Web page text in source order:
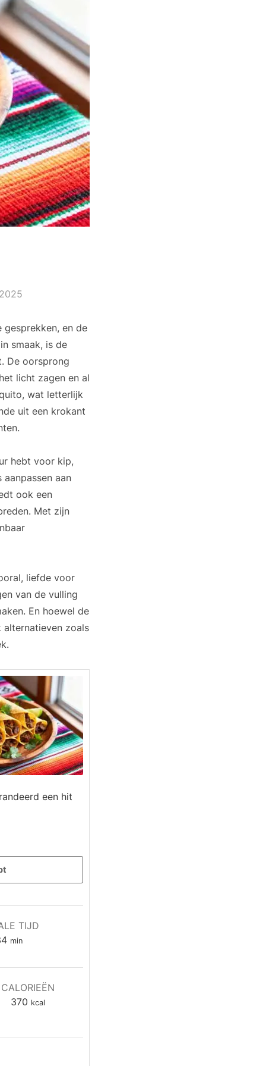
gesprekken, en de
smaak, is de
De oorsprong
licht zagen en al
wat letterlijk
uit een krokant
hebt voor kip,
aan
ook een
Met zijn
liefde voor
van de vulling
En hoewel de
zoals
een hit
TIJD
minuten
min
CALORIEËN
370 kcal